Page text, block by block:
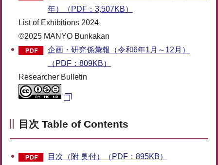
年）（PDF：3,507KB）
List of Exhibitions 2024
©2025 MANYO Bunkakan
企画・研究係彙報（令和6年1月～12月）
（PDF：809KB）
Researcher Bulletin
目次 Table of Contents
目次（附 奥付）（PDF：895KB）